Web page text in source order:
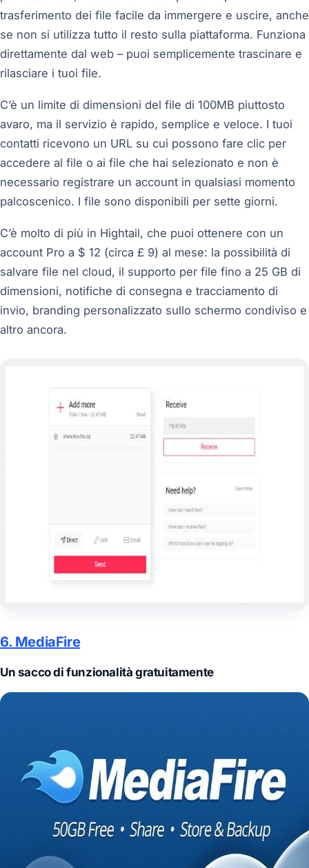
trasferimento dei file facile da immergere e uscire, anche
se non si utilizza tutto il resto sulla piattaforma. Funziona
direttamente dal web – puoi semplicemente trascinare e
rilasciare i tuoi file.
C’è un limite di dimensioni del file di 100MB piuttosto
avaro, ma il servizio è rapido, semplice e veloce. I tuoi
contatti ricevono un URL su cui possono fare clic per
accedere al file o ai file che hai selezionato e non è
necessario registrare un account in qualsiasi momento
palcoscenico. I file sono disponibili per sette giorni.
C’è molto di più in Hightail, che puoi ottenere con un
account Pro a $ 12 (circa £ 9) al mese: la possibilità di
salvare file nel cloud, il supporto per file fino a 25 GB di
dimensioni, notifiche di consegna e tracciamento di
invio, branding personalizzato sullo schermo condiviso e
altro ancora.
6. MediaFire
Un sacco di funzionalità gratuitamente